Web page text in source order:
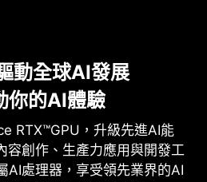
動全球AI發展
你的AI體驗
RTX™GPU，升級先進AI能
容創作、生產力應用與開發工
AI處理器，享受領先業界的AI
越畫質、AI驅動
神經渲染技術，利用 AI 提升
圖像品質。最新的DLSS 4.5，
和增強的光線重建及超解析
50 系列 GPU 和第五代
蹤與神經渲染
的逼真效果
解鎖全光線追蹤技術所帶來的
GeForce RTX 50 系列，配備
性的第五代 Tensor 核心加速